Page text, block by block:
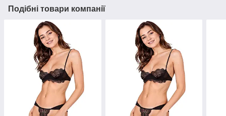
Подібні товари компанії